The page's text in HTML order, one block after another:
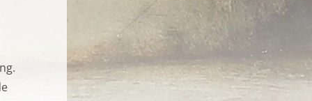
site bekijkt. Ze